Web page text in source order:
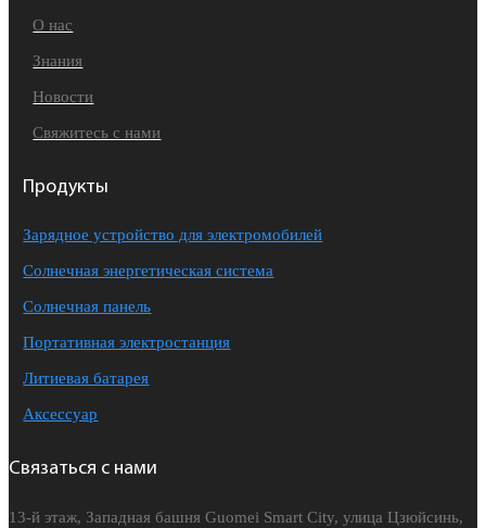
О нас
Знания
Новости
Свяжитесь с нами
Продукты
Зарядное устройство для электромобилей
Солнечная энергетическая система
Солнечная панель
Портативная электростанция
Литиевая батарея
Аксессуар
Связаться с нами
13-й этаж, Западная башня Guomei Smart City, улица Цзюйсинь,